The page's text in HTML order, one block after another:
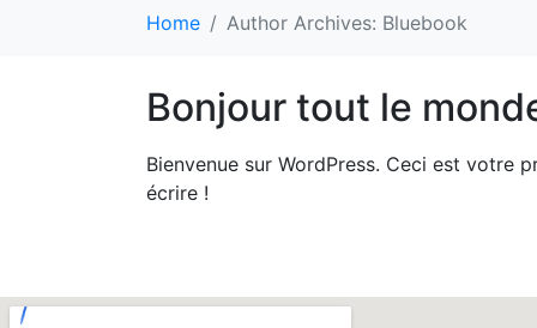
Home Author Archives: Bluebook
Bonjour tout le
Bienvenue sur WordPress. Ceci est votre
écrire !